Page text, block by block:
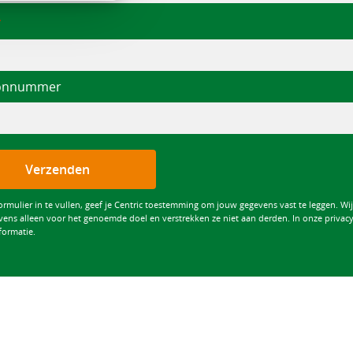
Verzenden
in te vullen, geef je Centric toestemming om jouw gegevens vast te leggen.
alleen voor het genoemde doel en verstrekken ze niet aan derden. In onze